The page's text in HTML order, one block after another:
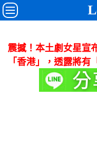
震撼！本土劇女星宣
「香港」，透露將有